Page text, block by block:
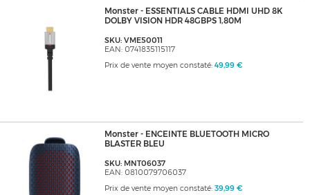
Monster - ESSENTIALS CABLE HDMI UHD 8K
DOLBY VISION HDR 48GBPS 1,80M
SKU: VME50011
EAN: 0741835115117
Prix de vente moyen constaté: 49,99 €
Monster - ENCEINTE BLUETOOTH MICRO
BLASTER BLEU
SKU: MNT06037
EAN: 0810079706037
Prix de vente moyen constaté: 39,99 €